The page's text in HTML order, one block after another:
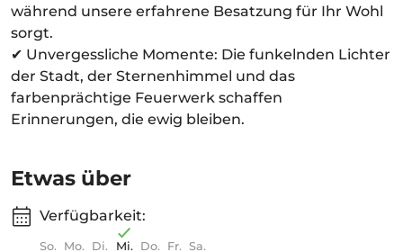
während unsere erfahrene Besatzung für Ihr Wohl
sorgt.
✔ Unvergessliche Momente: Die funkelnden Lichter
der Stadt, der Sternenhimmel und das
farbenprächtige Feuerwerk schaffen
Erinnerungen, die ewig bleiben.
Etwas über
Verfügbarkeit:
So. Mo. Di. Mi. Do. Fr. Sa.